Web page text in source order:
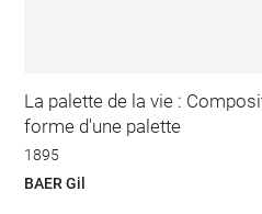
La palette de la vie :
forme d'une palette
1895
BAER Gil